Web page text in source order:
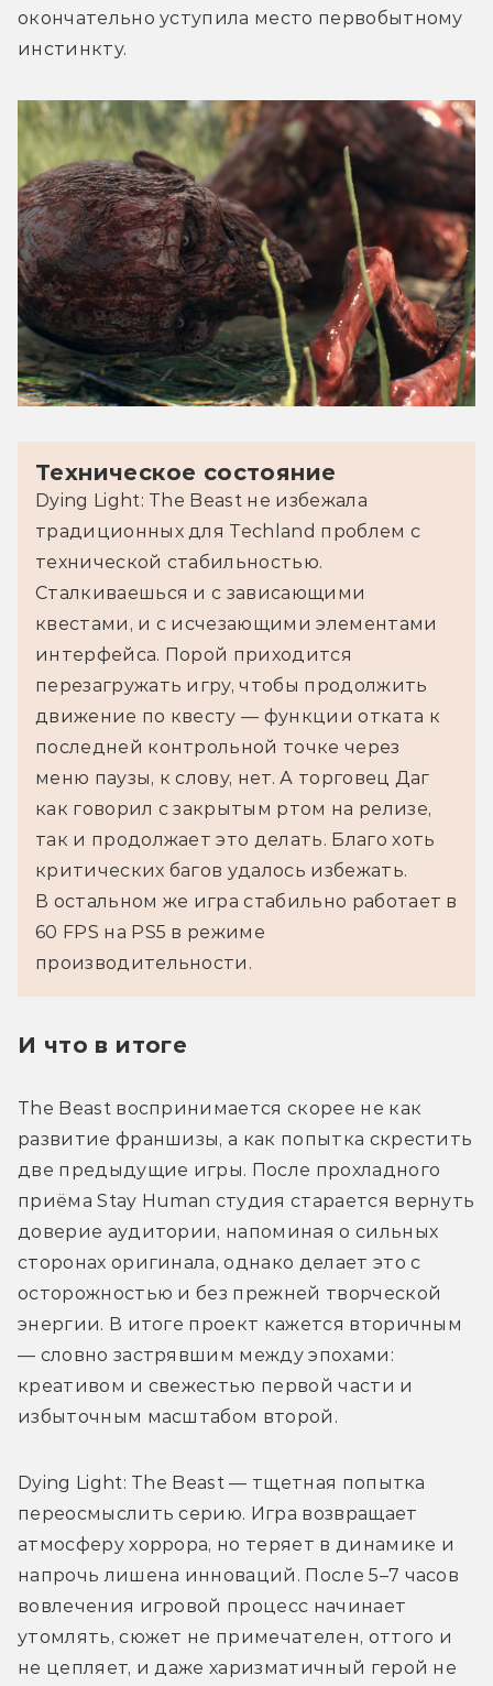
окончательно уступила место первобытному
инстинкту.
Техническое состояние
Dying Light: The Beast не избежала
традиционных для Techland проблем с
технической стабильностью.
Сталкиваешься и с зависающими
квестами, и с исчезающими элементами
интерфейса. Порой приходится
перезагружать игру, чтобы продолжить
движение по квесту — функции отката к
последней контрольной точке через
меню паузы, к слову, нет. А торговец Даг
как говорил с закрытым ртом на релизе,
так и продолжает это делать. Благо хоть
критических багов удалось избежать.
В остальном же игра стабильно работает в
60 FPS на PS5 в режиме
производительности.
И что в итоге
The Beast воспринимается скорее не как
развитие франшизы, а как попытка скрестить
две предыдущие игры. После прохладного
приёма Stay Human студия старается вернуть
доверие аудитории, напоминая о сильных
сторонах оригинала, однако делает это с
осторожностью и без прежней творческой
энергии. В итоге проект кажется вторичным
— словно застрявшим между эпохами:
креативом и свежестью первой части и
избыточным масштабом второй.
Dying Light: The Beast — тщетная попытка
переосмыслить серию. Игра возвращает
атмосферу хоррора, но теряет в динамике и
напрочь лишена инноваций. После 5–7 часов
вовлечения игровой процесс начинает
утомлять, сюжет не примечателен, оттого и
не цепляет, и даже харизматичный герой не